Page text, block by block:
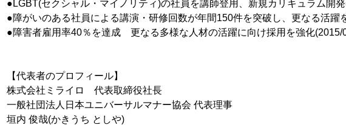
●LGBT(セクシャル・マイノリティ)の社員を講師登用、新規カリキュラム開
●障がいのある社員による講演・研修回数が年間150件を突破し、更なる活躍
●障害者雇用率40％を達成 更なる多様な人材の活躍に向け採用を強化(2015/
【代表者のプロフィール】
株式会社ミライロ 代表取締役社長
一般社団法人日本ユニバーサルマナー協会 代表理事
垣内 俊哉(かきうち としや)